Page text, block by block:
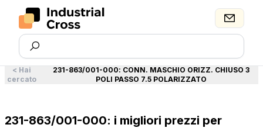
< Hai
cercato
231-863/001-000: CONN. MASCHIO ORIZZ. CHIUSO 3
POLI PASSO 7.5 POLARIZZATO
231-863/001-000: i migliori prezzi per